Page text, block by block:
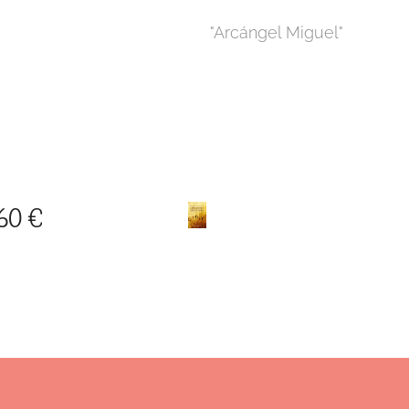
"Arcángel Miguel"
€